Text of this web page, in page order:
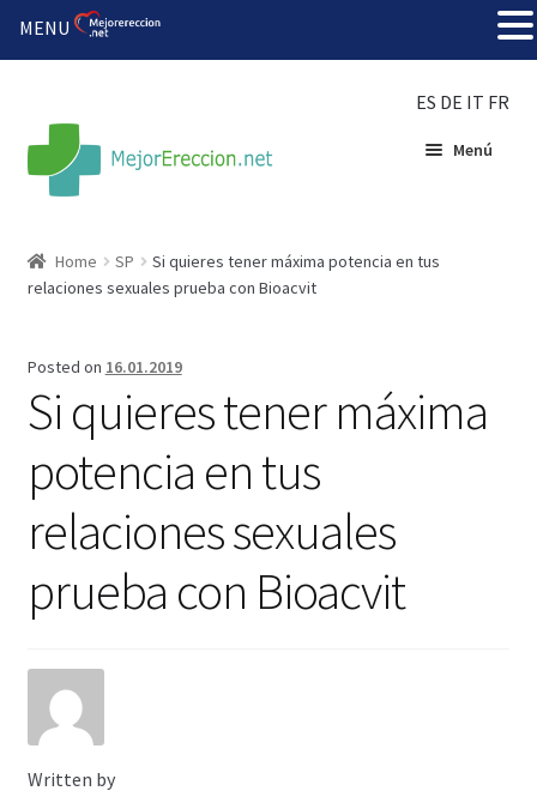
ES DE IT FR
Menú
Rueda de la fortuna
Echar fiesta
Solución barata
Super amoureux
Viaje romántico.
Faire la fête
Comment choisir?
Base de datos de productos
Home SP
Si quieres tener máxima potencia en tus
relaciones sexuales prueba con Bioacvit
Posted on 16.01.2019
Si quieres tener máxima
potencia en tus
relaciones sexuales
prueba con Bioacvit
Written by
MENU